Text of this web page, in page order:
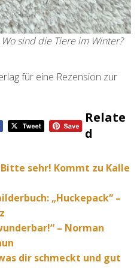
sind die Tiere im Winter?
für eine Rezension zur
Relate
D
sehr! Kommt zu Kalle
„Huckepack“ –
– Norman
dir schmeckt und gut